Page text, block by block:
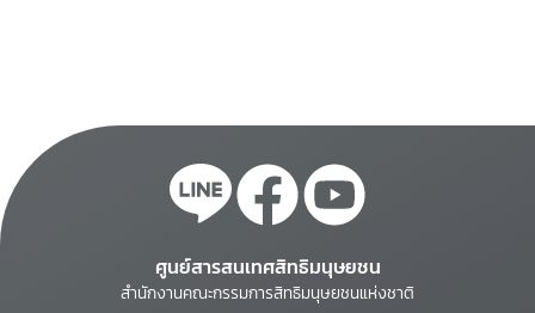
ศูนย์สารสนเทศสิทธิมนุษยชน
สำนักงานคณะกรรมการสิทธิมนุษยชนแห่งชาติ